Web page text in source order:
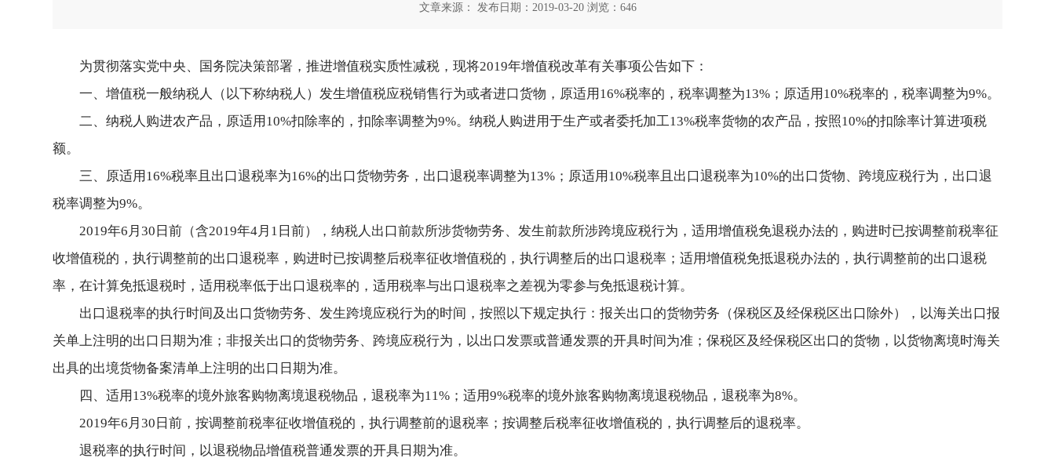
文章来源： 发布日期：2019-03-20 浏览： 646
为贯彻落实党中央、国务院决策部署，推进增值税实质性减税，现将2019年增值税改革有关事项公告如下：
一、增值税一般纳税人（以下称纳税人）发生增值税应税销售行为或者进口货物，原适用16%税率的，税率调整为13%；原适用10%税率的，税率调整为9%。
二、纳税人购进农产品，原适用10%扣除率的，扣除率调整为9%。纳税人购进用于生产或者委托加工13%税率货物的农产品，按照10%的扣除率计算进项税
额。
三、原适用16%税率且出口退税率为16%的出口货物劳务，出口退税率调整为13%；原适用10%税率且出口退税率为10%的出口货物、跨境应税行为，出口退
税率调整为9%。
2019年6月30日前（含2019年4月1日前），纳税人出口前款所涉货物劳务、发生前款所涉跨境应税行为，适用增值税免退税办法的，购进时已按调整前税率征
收增值税的，执行调整前的出口退税率，购进时已按调整后税率征收增值税的，执行调整后的出口退税率；适用增值税免抵退税办法的，执行调整前的出口退税
率，在计算免抵退税时，适用税率低于出口退税率的，适用税率与出口退税率之差视为零参与免抵退税计算。
出口退税率的执行时间及出口货物劳务、发生跨境应税行为的时间，按照以下规定执行：报关出口的货物劳务（保税区及经保税区出口除外），以海关出口报
关单上注明的出口日期为准；非报关出口的货物劳务、跨境应税行为，以出口发票或普通发票的开具时间为准；保税区及经保税区出口的货物，以货物离境时海关
出具的出境货物备案清单上注明的出口日期为准。
四、适用13%税率的境外旅客购物离境退税物品，退税率为11%；适用9%税率的境外旅客购物离境退税物品，退税率为8%。
2019年6月30日前，按调整前税率征收增值税的，执行调整前的退税率；按调整后税率征收增值税的，执行调整后的退税率。
退税率的执行时间，以退税物品增值税普通发票的开具日期为准。